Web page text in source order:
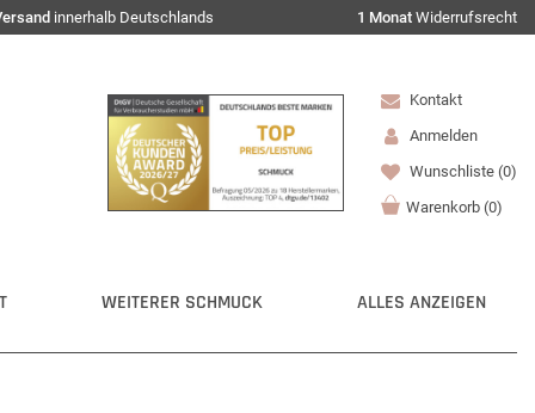
innerhalb Deutschlands 1 Monat Widerrufsrecht
Kontakt
Anmelden
Wunschliste (0)
Warenkorb (0)
WEITERER SCHMUCK ALLES ANZEIGEN